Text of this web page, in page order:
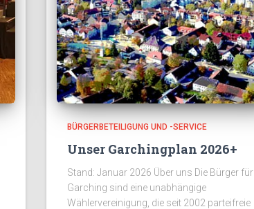
BÜRGERBETEILIGUNG UND -SERVICE
Unser Garchingplan 2026+
Stand: Januar 2026 Über uns Die Bürger für
Garching sind eine unabhängige
Wählervereinigung, die seit 2002 parteifreie